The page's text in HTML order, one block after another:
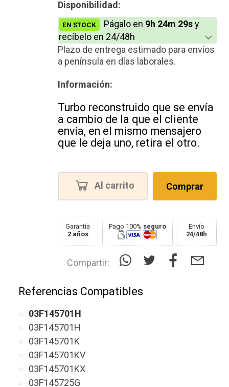
Disponibilidad:
EN STOCK Págalo en 9h 24m 29sy
recíbelo en 24/48h
Plazo de entrega estimado para envíos
a península en días laborales.
Información:
Turbo reconstruido que se envía
a cambio de la que el cliente
envía, en el mismo mensajero
que le deja uno, retira el otro.
Al carrito Comprar
Garantía
2 años
Pago 100% seguro
Envío
24/48h
Compartir:
Referencias Compatibles
03F145701H
03F145701H
03F145701K
03F145701KV
03F145701KX
03F145725G